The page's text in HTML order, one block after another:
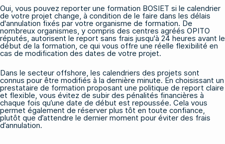
Oui, vous pouvez reporter une formation BOSIET si le calendrier
de votre projet change, à condition de le faire dans les délais
d'annulation fixés par votre organisme de formation. De
nombreux organismes, y compris des centres agréés OPITO
réputés, autorisent le report sans frais jusqu'à 24 heures avant le
début de la formation, ce qui vous offre une réelle flexibilité en
cas de modification des dates de votre projet.
Dans le secteur offshore, les calendriers des projets sont
connus pour être modifiés à la dernière minute. En choisissant un
prestataire de formation proposant une politique de report claire
et flexible, vous évitez de subir des pénalités financières à
chaque fois qu’une date de début est repoussée. Cela vous
permet également de réserver plus tôt en toute confiance,
plutôt que d’attendre le dernier moment pour éviter des frais
d’annulation.